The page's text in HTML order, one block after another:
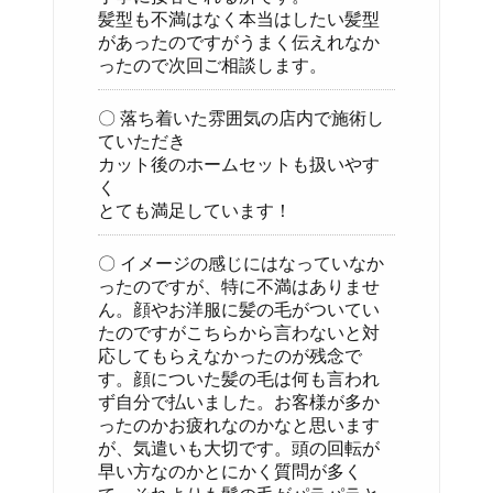
髪型も不満はなく本当はしたい髪型
があったのですがうまく伝えれなか
ったので次回ご相談します。
〇 落ち着いた雰囲気の店内で施術し
ていただき
カット後のホームセットも扱いやす
く
とても満足しています！
〇 イメージの感じにはなっていなか
ったのですが、特に不満はありませ
ん。顔やお洋服に髪の毛がついてい
たのですがこちらから言わないと対
応してもらえなかったのが残念で
す。顔についた髪の毛は何も言われ
ず自分で払いました。お客様が多か
ったのかお疲れなのかなと思います
が、気遣いも大切です。頭の回転が
早い方なのかとにかく質問が多く